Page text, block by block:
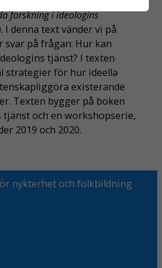
forskning i ideologins
I denna text vänder vi på
på frågan: Hur kan
tjänst? I texten
strategier för hur ideella
existerande
Texten bygger på boken
och en workshopserie,
2019 och 2020.